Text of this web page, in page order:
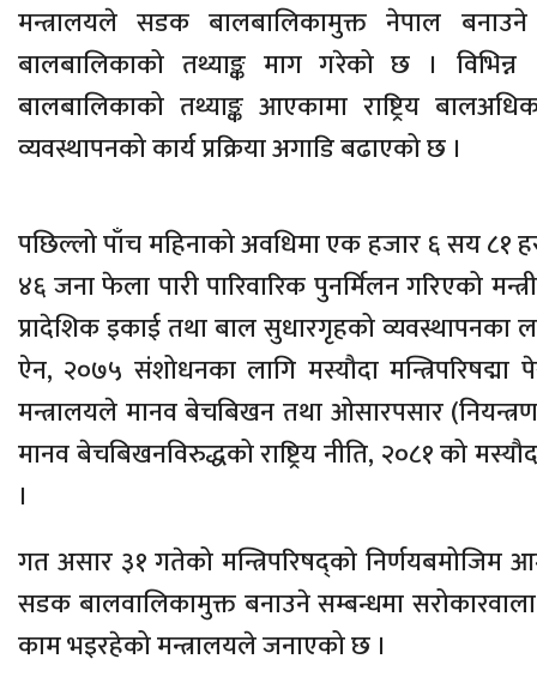
मन्त्रालयले सडक बालबालिकामुक्त नेपाल
बालबालिकाको तथ्याङ्क माग गरेको छ ।
बालबालिकाको तथ्याङ्क आएकामा राष्ट्रिय
व्यवस्थापनको कार्य प्रक्रिया अगाडि बढाएको छ ।
पछिल्लो पाँच महिनाको अवधिमा एक हजार ६ सय ८१
४६ जना फेला पारी पारिवारिक पुनर्मिलन गरिएको
प्रादेशिक इकाई तथा बाल सुधारगृहको व्यवस्थापनका
ऐन, २०७५ संशोधनका लागि मस्यौदा
मन्त्रालयले मानव बेचबिखन तथा ओसारपसार
मानव बेचबिखनविरुद्धको राष्ट्रिय नीति, २०८१ को
।
गत असार ३१ गतेको मन्त्रिपरिषद्को निर्णयबमोजिम
सडक बालवालिकामुक्त बनाउने सम्बन्धमा
काम भइरहेको मन्त्रालयले जनाएको छ ।